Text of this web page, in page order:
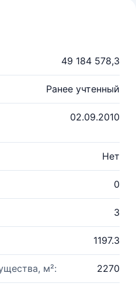
49 184 578,3
Ранее учтенный
02.09.2010
Нет
0
3
1197.3
м²: 2270